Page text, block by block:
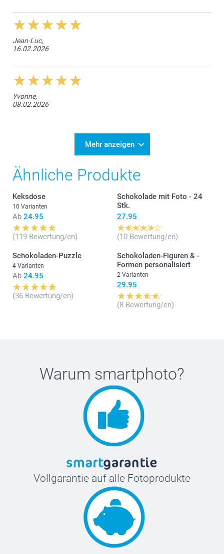
Jean-Luc,
16.02.2026
Yvonne,
08.02.2026
Mehr anzeigen
Ähnliche Produkte
Keksdose
10 Varianten
Ab 24.95
(119 Bewertung/en)
Schokolade mit Foto - 24
Stk.
27.95
(10 Bewertung/en)
Schokoladen-Puzzle
4 Varianten
Ab 24.95
(36 Bewertung/en)
Schokoladen-Figuren & -
Formen personalisiert
2 Varianten
29.95
(8 Bewertung/en)
Warum smartphoto?
Vollgarantie auf alle Fotoprodukte